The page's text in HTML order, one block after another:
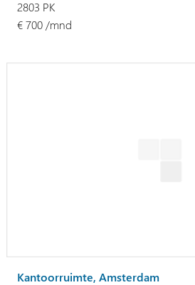
2803 PK
€ 700 /mnd
Kantoorruimte, Amsterdam